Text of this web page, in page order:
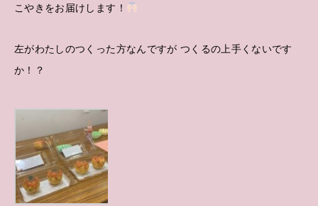
こやきをお届けします！
左がわたしのつくった方なんですが つくるの上手くないです
か！？